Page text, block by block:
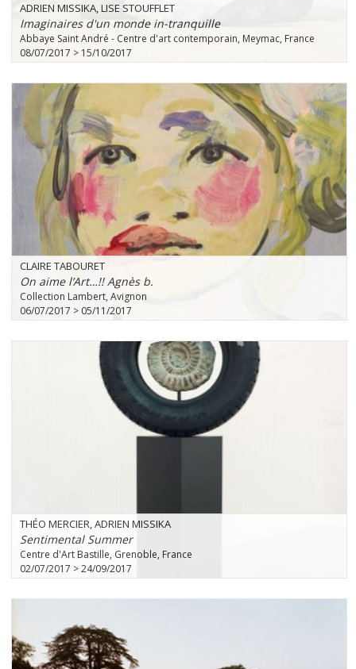
ADRIEN MISSIKA, LISE STOUFFLET
Imaginaires d'un monde in-tranquille
Abbaye Saint André - Centre d'art contemporain, Meymac, France
08/07/2017 > 15/10/2017
CLAIRE TABOURET
On aime l’Art…!! Agnès b.
Collection Lambert, Avignon
06/07/2017 > 05/11/2017
THÉO MERCIER, ADRIEN MISSIKA
Sentimental Summer
Centre d'Art Bastille, Grenoble, France
02/07/2017 > 24/09/2017